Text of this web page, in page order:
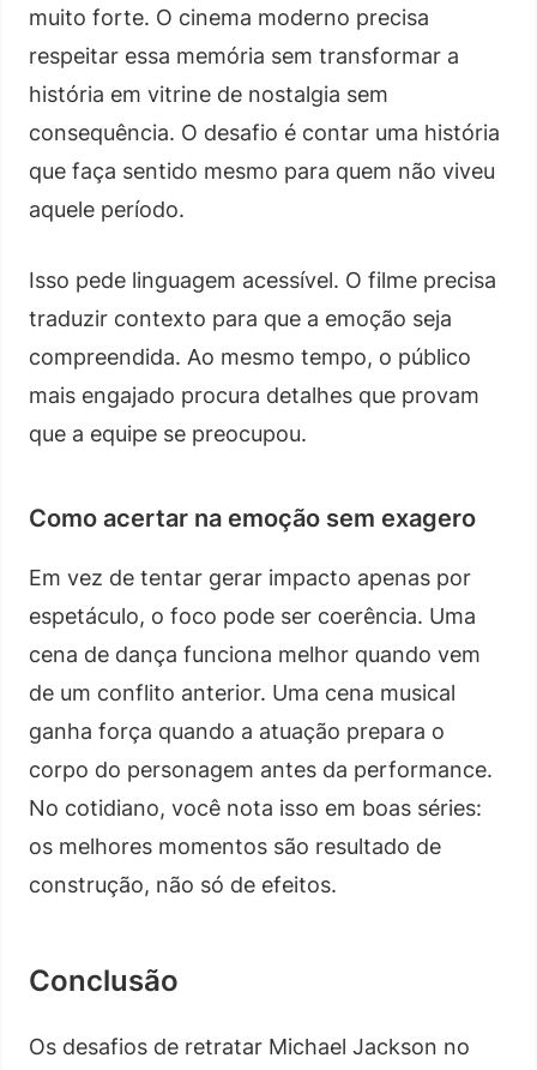
muito forte. O cinema moderno precisa
respeitar essa memória sem transformar a
história em vitrine de nostalgia sem
consequência. O desafio é contar uma história
que faça sentido mesmo para quem não viveu
aquele período.
Isso pede linguagem acessível. O filme precisa
traduzir contexto para que a emoção seja
compreendida. Ao mesmo tempo, o público
mais engajado procura detalhes que provam
que a equipe se preocupou.
Como acertar na emoção sem exagero
Em vez de tentar gerar impacto apenas por
espetáculo, o foco pode ser coerência. Uma
cena de dança funciona melhor quando vem
de um conflito anterior. Uma cena musical
ganha força quando a atuação prepara o
corpo do personagem antes da performance.
No cotidiano, você nota isso em boas séries:
os melhores momentos são resultado de
construção, não só de efeitos.
Conclusão
Os desafios de retratar Michael Jackson no